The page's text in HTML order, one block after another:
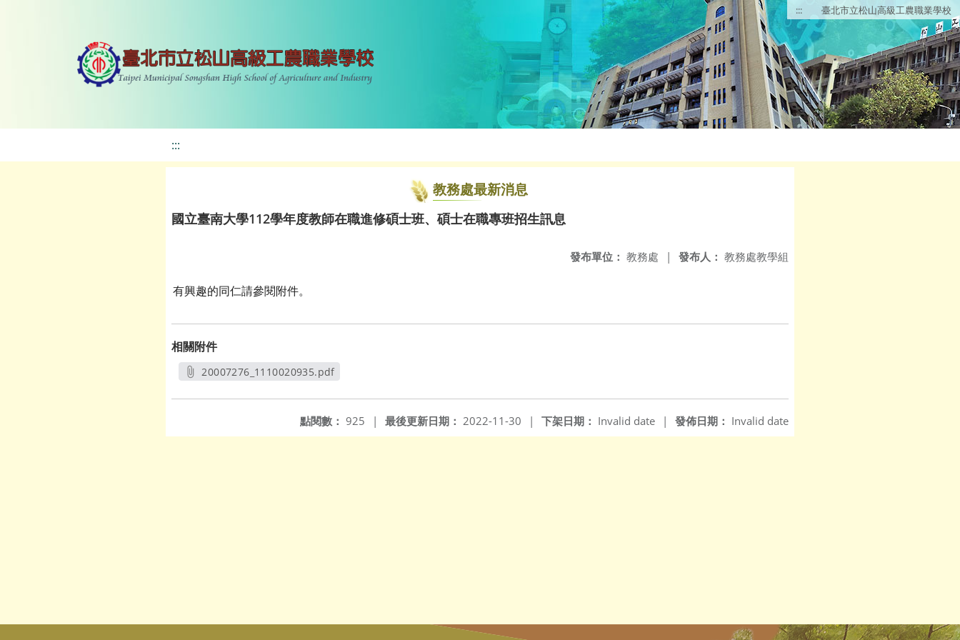
::: 臺北市立松山高級工農職業學校
:::
教務處最新消息
國立臺南大學112學年度教師在職進修碩士班、碩士在職專班招生訊息
發布人： 教務處教學組
發布單位： 教務處 |
有興趣的同仁請參閱附件。
相關附件
20007276_1110020935.pdf
發佈日期： Invalid date
下架日期： Invalid date |
最後更新日期： 2022-11-30 |
點閱數： 925 |